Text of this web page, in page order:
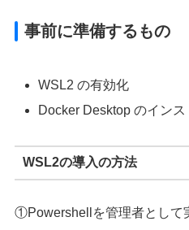
事前に準備するもの
WSL2 の有効化
Docker Desktop のイン
WSL2の導入の方法
①Powershellを管理者として